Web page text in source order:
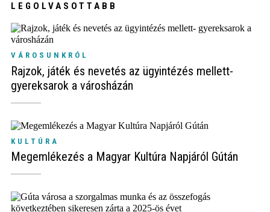
LEGOLVASOTTABB
VÁROSUNKRÓL
Rajzok, játék és nevetés az ügyintézés mellett-
gyereksarok a városházán
KULTÚRA
Megemlékezés a Magyar Kultúra Napjáról Gútán